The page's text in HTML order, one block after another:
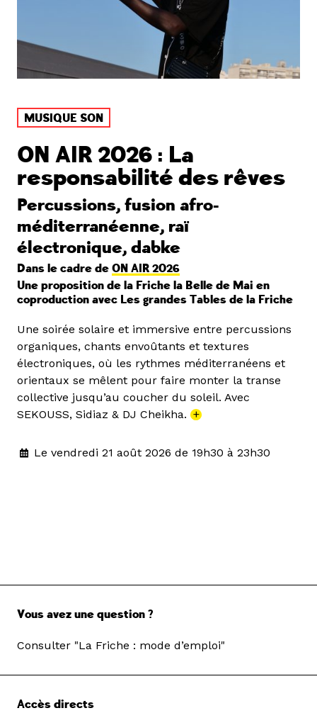
MUSIQUE SON
ON AIR 2026 : La
responsabilité des rêves
Percussions, fusion afro-
méditerranéenne, raï
électronique, dabke
Dans le cadre de ON AIR 2026
Une proposition de la Friche la Belle de Mai en
coproduction avec Les grandes Tables de la Friche
Une soirée solaire et immersive entre percussions
organiques, chants envoûtants et textures
électroniques, où les rythmes méditerranéens et
orientaux se mêlent pour faire monter la transe
collective jusqu’au coucher du soleil. Avec
SEKOUSS, Sidiaz & DJ Cheikha. +
Le vendredi 21 août 2026 de 19h30 à 23h30
Vous avez une question ?
Consulter "La Friche : mode d’emploi"
Accès directs